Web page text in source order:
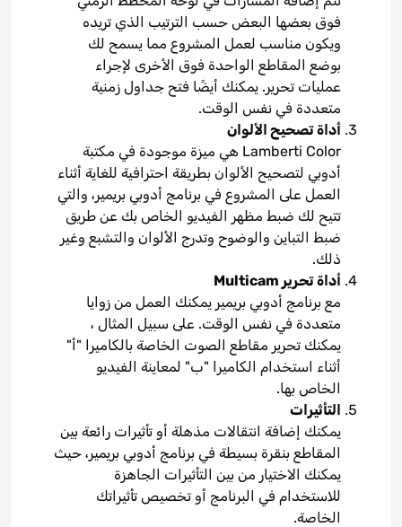
فوق بعضها البعض حسب الترتيب الذي تريده
ويكون مناسب لعمل المشروع مما يسمح لك
بوضع المقاطع الواحدة فوق الأخرى لإجراء
عمليات تحرير. يمكنك أيضًا فتح جداول زمنية
متعددة في نفس الوقت.
أداة تصحيح الألوان
Lamberti Color هي ميزة موجودة في مكتبة
أدوبي لتصحيح الألوان بطريقة احترافية للغاية أثناء
العمل على المشروع في برنامج أدوبي بريمير، والتي
تتيح لك ضبط مظهر الفيديو الخاص بك عن طريق
ضبط التباين والوضوح وتدرج الألوان والتشبع وغير
ذلك.
أداة تحرير Multicam
مع برنامج أدوبي بريمير يمكنك العمل من زوايا
متعددة في نفس الوقت. على سبيل المثال ،
يمكنك تحرير مقاطع الصوت الخاصة بالكاميرا "أ"
أثناء استخدام الكاميرا "ب" لمعاينة الفيديو
الخاص بها.
التأثيرات
يمكنك إضافة انتقالات مذهلة أو تأثيرات رائعة بين
المقاطع بنقرة بسيطة في برنامج أدوبي بريمير، حيث
يمكنك الاختيار من بين التأثيرات الجاهزة
للاستخدام في البرنامج أو تخصيص تأثيراتك
الخاصة.